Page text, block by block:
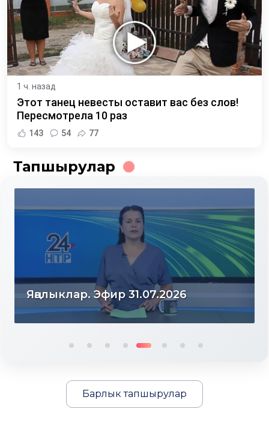
1 ч. назад
Этот танец невесты оставит вас без слов!
Пересмотрела 10 раз
143 54 77
Тапшырулар
Яңалыклар. Эфир 31.07.2026
Барлык тапшырулар